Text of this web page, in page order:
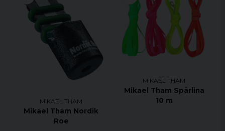
MIKAEL THAM
Mikael Tham Nordik
Roe
MIKAEL THAM
Mikael Tham Spårlina
10 m